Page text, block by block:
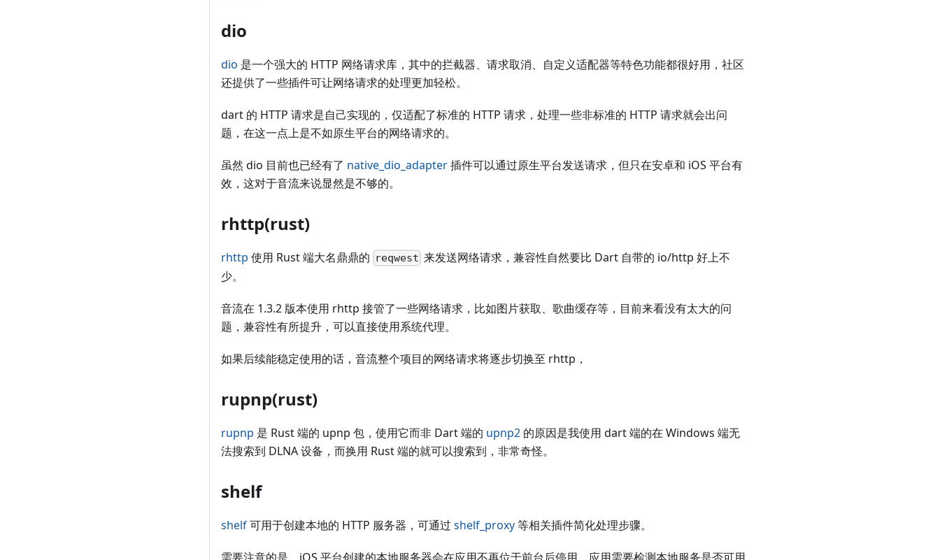
dio
dio 是一个强大的 HTTP 网络请求库，其中的拦截器、请求取消、自定义适配器等特色功能都很好用，社区
还提供了一些插件可让网络请求的处理更加轻松。
dart 的 HTTP 请求是自己实现的，仅适配了标准的 HTTP 请求，处理一些非标准的 HTTP 请求就会出问
题，在这一点上是不如原生平台的网络请求的。
虽然 dio 目前也已经有了 native_dio_adapter插件可以通过原生平台发送请求，但只在安卓和 iOS 平台有
效，这对于音流来说显然是不够的。
rhttp(rust)
rhttp 使用 Rust 端大名鼎鼎的 reqwest 来发送网络请求，兼容性自然要比 Dart 自带的 io/http 好上不
少。
音流在 1.3.2 版本使用 rhttp 接管了一些网络请求，比如图片获取、歌曲缓存等，目前来看没有太大的问
题，兼容性有所提升，可以直接使用系统代理。
如果后续能稳定使用的话，音流整个项目的网络请求将逐步切换至 rhttp，
rupnp(rust)
rupnp 是 Rust 端的 upnp 包，使用它而非 Dart 端的 upnp2 的原因是我使用 dart 端的在 Windows 端无
法搜索到 DLNA 设备，而换用 Rust 端的就可以搜索到，非常奇怪。
shelf
shelf可用于创建本地的 HTTP 服务器，可通过 shelf_proxy等相关插件简化处理步骤。